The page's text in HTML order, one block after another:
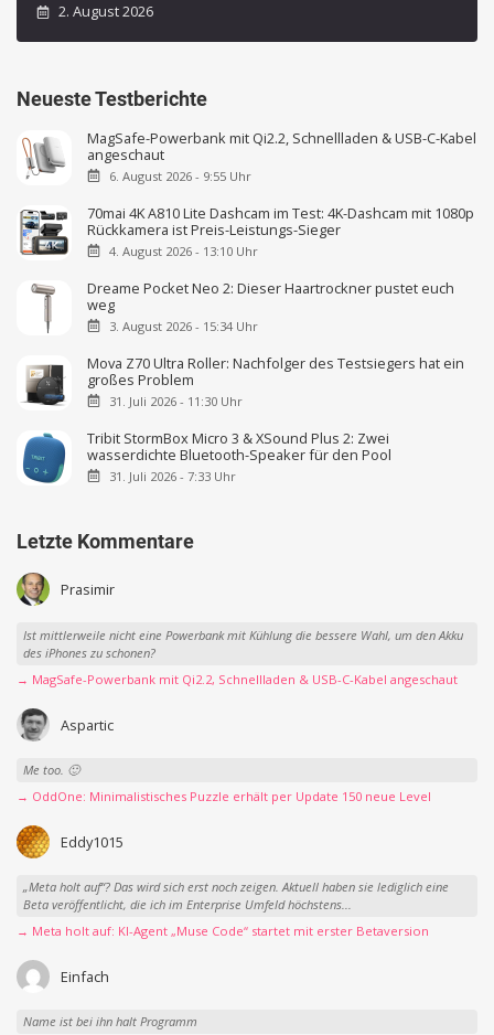
2. August 2026
Neueste Testberichte
MagSafe-Powerbank mit Qi2.2, Schnellladen & USB-C-Kabel
angeschaut
6. August 2026 - 9:55 Uhr
70mai 4K A810 Lite Dashcam im Test: 4K-Dashcam mit 1080p
Rückkamera ist Preis-Leistungs-Sieger
4. August 2026 - 13:10 Uhr
Dreame Pocket Neo 2: Dieser Haartrockner pustet euch
weg
3. August 2026 - 15:34 Uhr
Mova Z70 Ultra Roller: Nachfolger des Testsiegers hat ein
großes Problem
31. Juli 2026 - 11:30 Uhr
Tribit StormBox Micro 3 & XSound Plus 2: Zwei
wasserdichte Bluetooth-Speaker für den Pool
31. Juli 2026 - 7:33 Uhr
Letzte Kommentare
Prasimir
Ist mittlerweile nicht eine Powerbank mit Kühlung die bessere Wahl, um den Akku
des iPhones zu schonen?
→ MagSafe-Powerbank mit Qi2.2, Schnellladen & USB-C-Kabel angeschaut
Aspartic
Me too. 🙂
→ OddOne: Minimalistisches Puzzle erhält per Update 150 neue Level
Eddy1015
„Meta holt auf“? Das wird sich erst noch zeigen. Aktuell haben sie lediglich eine
Beta veröffentlicht, die ich im Enterprise Umfeld höchstens...
→ Meta holt auf: KI-Agent „Muse Code“ startet mit erster Betaversion
Einfach
Name ist bei ihn halt Programm